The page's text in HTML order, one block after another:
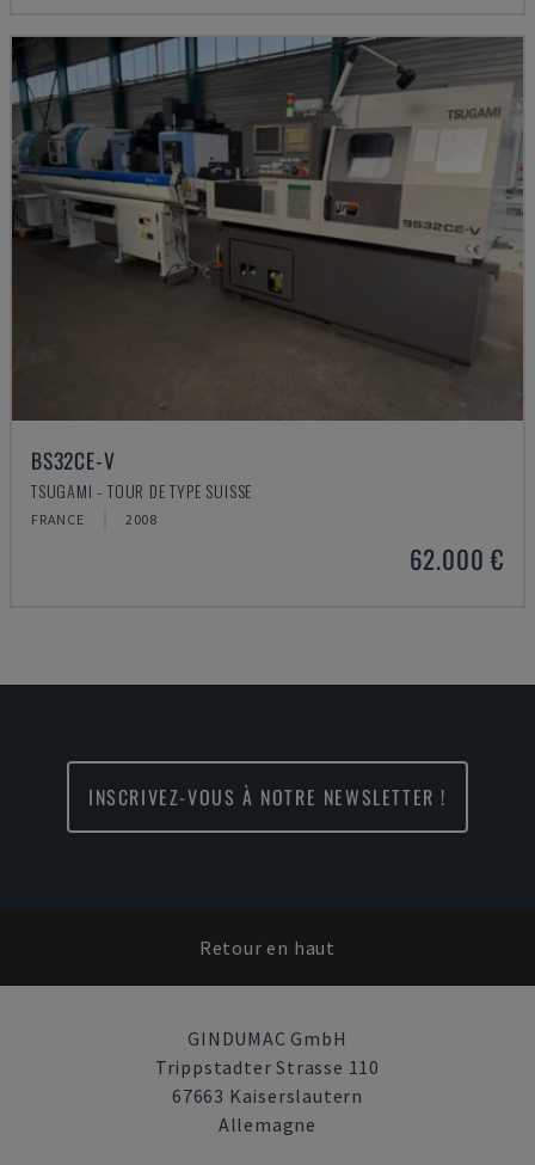
BS32CE-V
TSUGAMI - TOUR DE TYPE SUISSE
FRANCE 2008
62.000 €
INSCRIVEZ-VOUS À NOTRE NEWSLETTER !
Retour en haut
GINDUMAC GmbH
Trippstadter Strasse 110
67663 Kaiserslautern
Allemagne